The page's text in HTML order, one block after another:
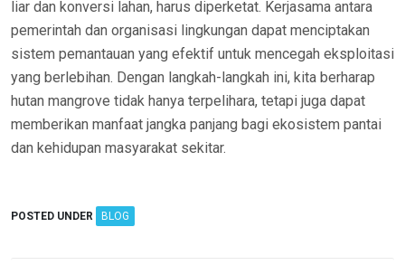
liar dan konversi lahan, harus diperketat. Kerjasama antara
pemerintah dan organisasi lingkungan dapat menciptakan
sistem pemantauan yang efektif untuk mencegah eksploitasi
yang berlebihan. Dengan langkah-langkah ini, kita berharap
hutan mangrove tidak hanya terpelihara, tetapi juga dapat
memberikan manfaat jangka panjang bagi ekosistem pantai
dan kehidupan masyarakat sekitar.
POSTED UNDER BLOG